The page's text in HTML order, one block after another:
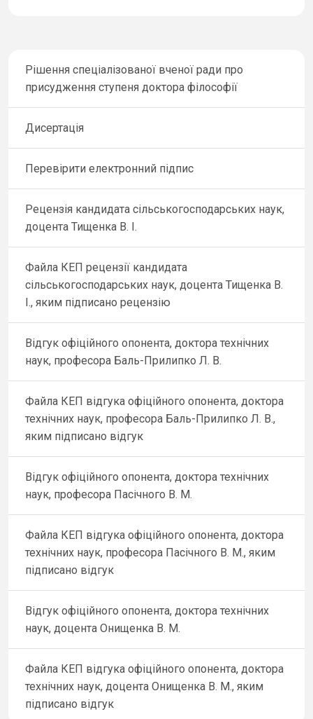
Рішення спеціалізованої вченої ради про
присудження ступеня доктора філософії
Дисертація
Перевірити електронний підпис
Рецензія кандидата сільськогосподарських наук,
доцента Тищенка В. І.
Файла КЕП рецензії кандидата
сільськогосподарських наук, доцента Тищенка В.
І., яким підписано рецензію
Відгук офіційного опонента, доктора технічних
наук, професора Баль-Прилипко Л. В.
Файла КЕП відгука офіційного опонента, доктора
технічних наук, професора Баль-Прилипко Л. В.,
яким підписано відгук
Відгук офіційного опонента, доктора технічних
наук, професора Пасічного В. М.
Файла КЕП відгука офіційного опонента, доктора
технічних наук, професора Пасічного В. М., яким
підписано відгук
Відгук офіційного опонента, доктора технічних
наук, доцента Онищенка В. М.
Файла КЕП відгука офіційного опонента, доктора
технічних наук, доцента Онищенка В. М., яким
підписано відгук